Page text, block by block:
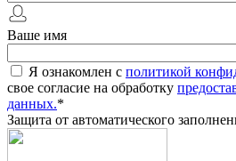
Ваше имя
Я ознакомлен с политикой
свое согласие на обработку
данных.*
Защита от автоматического